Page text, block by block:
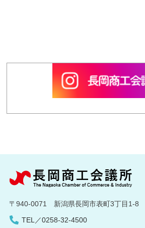
〒940-0071 新潟県長岡市表町3丁目1-8
TEL／0258-32-4500